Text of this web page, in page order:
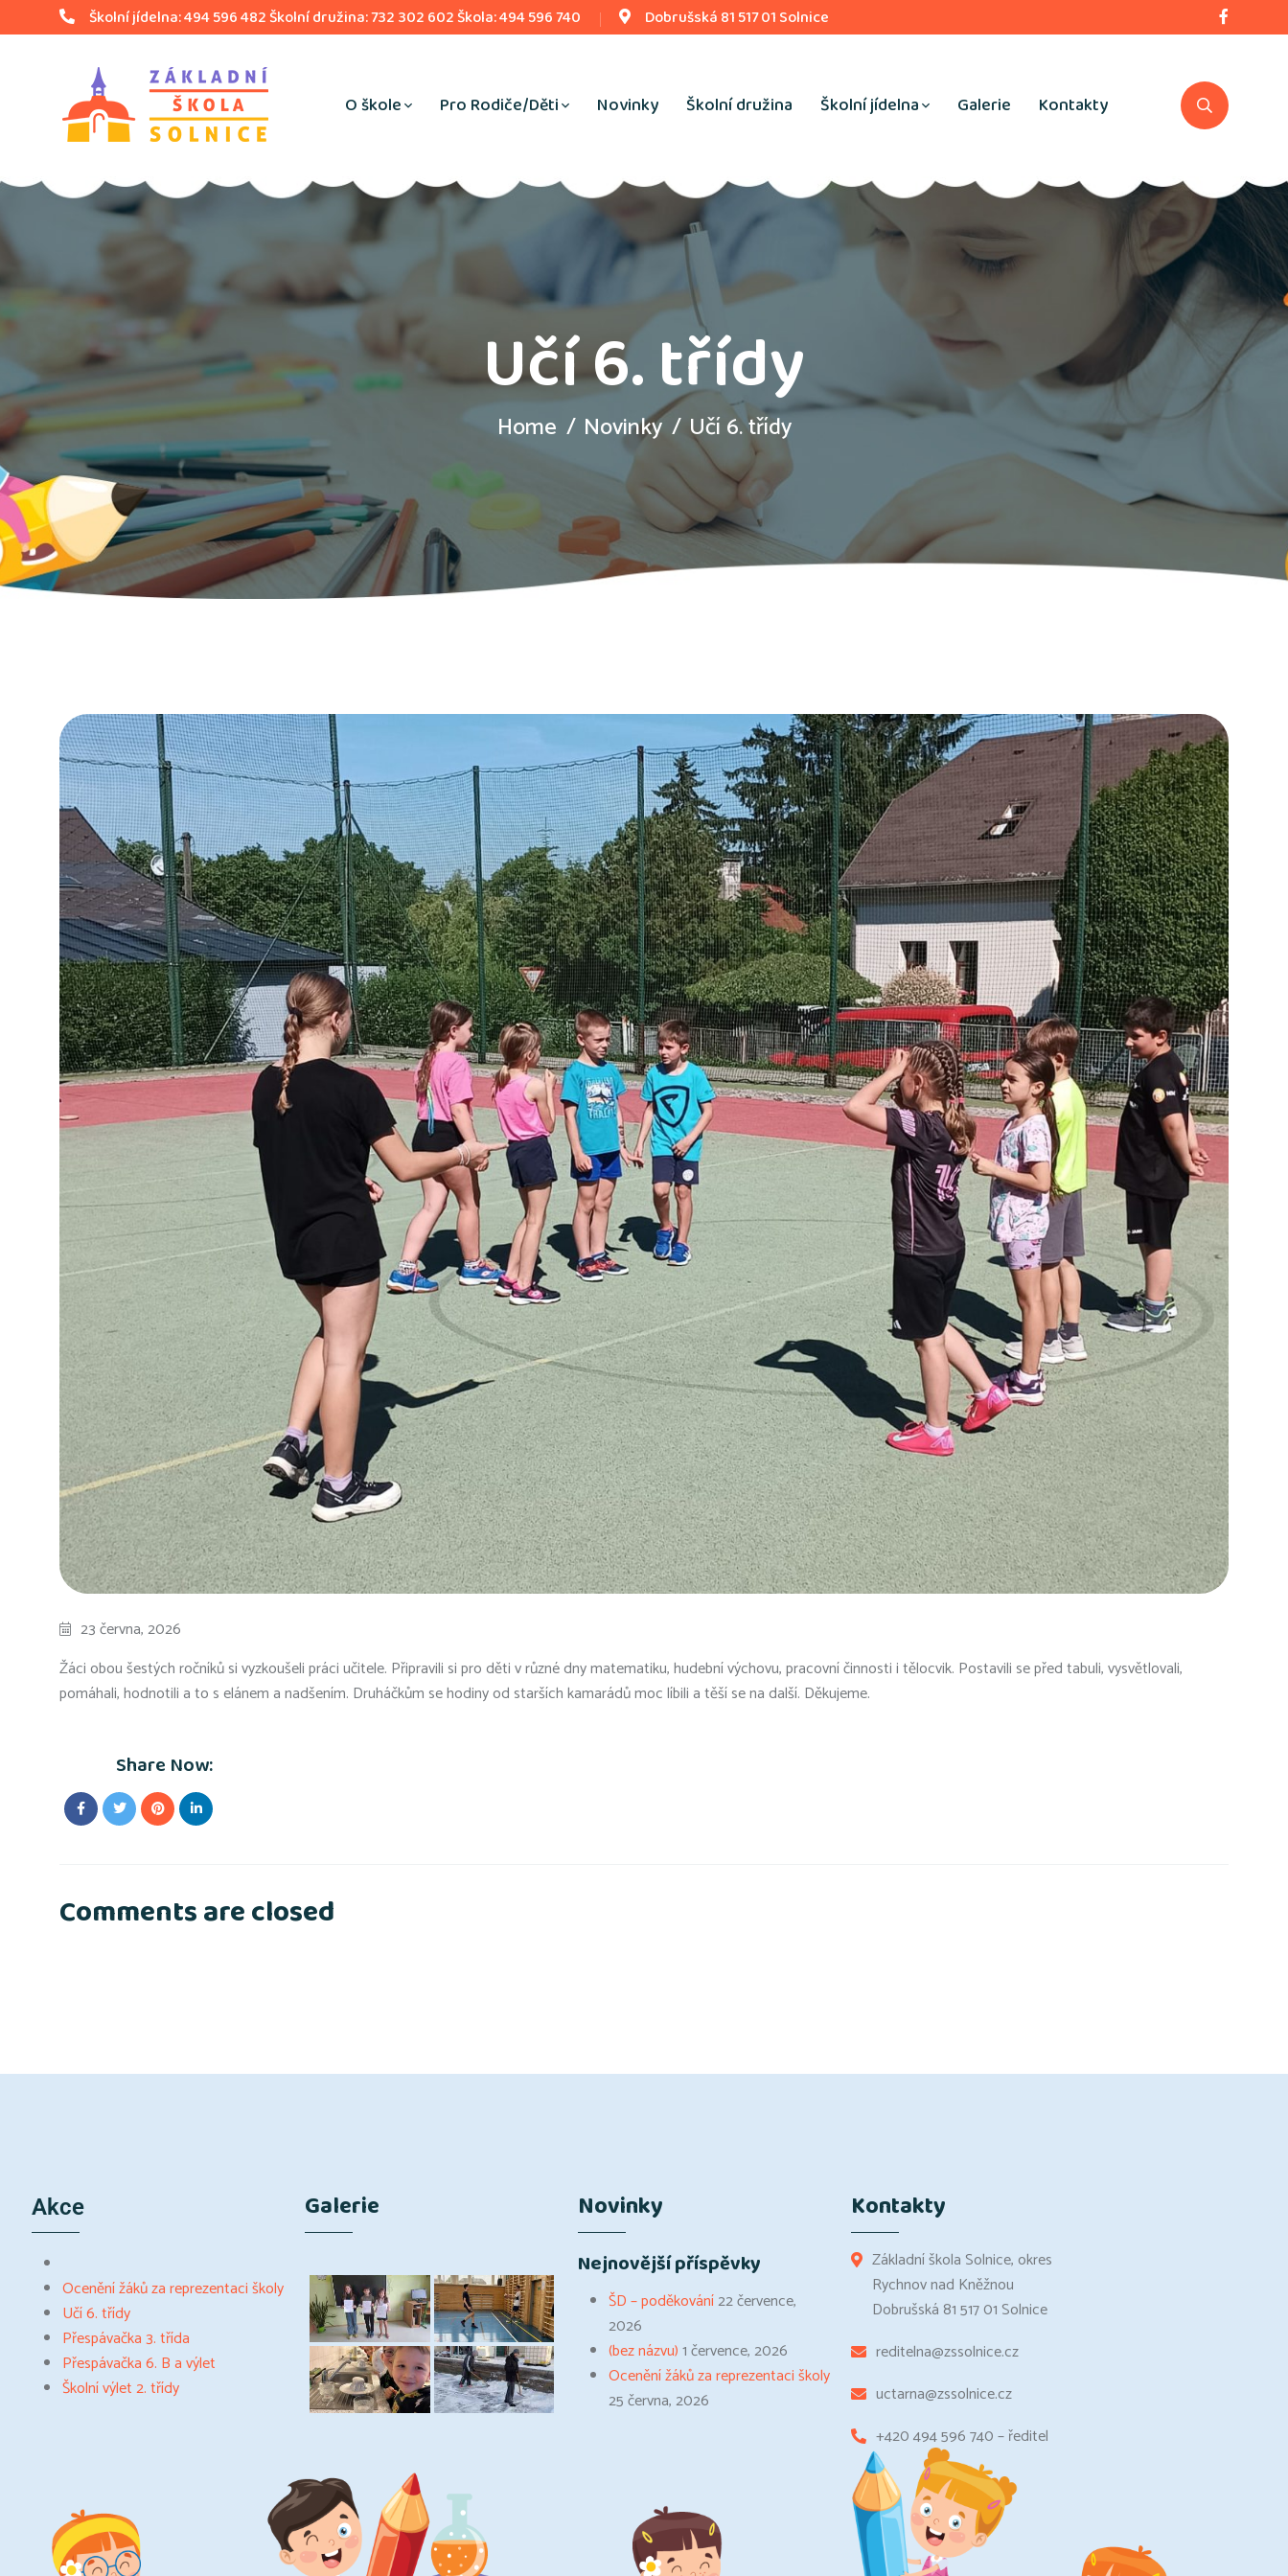
Školní jídelna: 494 596 482 Školní družina: 732 302 602 Škola: 494 596 740 Dobrušská 81 517 01 Solnice
O škole Pro Rodiče/Děti Novinky Školní družina Školní jídelna Galerie Kontakty
Učí 6. třídy
Home Novinky Učí 6. třídy
23 června, 2026
Žáci obou šestých ročníků si vyzkoušeli práci učitele. Připravili si pro děti v různé dny matematiku, hudební výchovu, pracovní činnosti i tělocvik. Postavili se před tabuli, vysvětlovali,
pomáhali, hodnotili a to s elánem a nadšením. Druháčkům se hodiny od starších kamarádů moc líbili a těší se na další. Děkujeme.
Share Now:
Comments are closed
Akce
Ocenění žáků za reprezentaci školy
Učí 6. třídy
Přespávačka 3. třída
Přespávačka 6. B a výlet
Školní výlet 2. třídy
Galerie Novinky
Nejnovější příspěvky
ŠD – poděkování22 července,
2026
(bez názvu)1 července, 2026
Ocenění žáků za reprezentaci školy
25 června, 2026
Kontakty
Základní škola Solnice, okres
Rychnov nad Kněžnou
Dobrušská 81 517 01 Solnice
reditelna@zssolnice.cz
uctarna@zssolnice.cz
+420 494 596 740 – ředitel